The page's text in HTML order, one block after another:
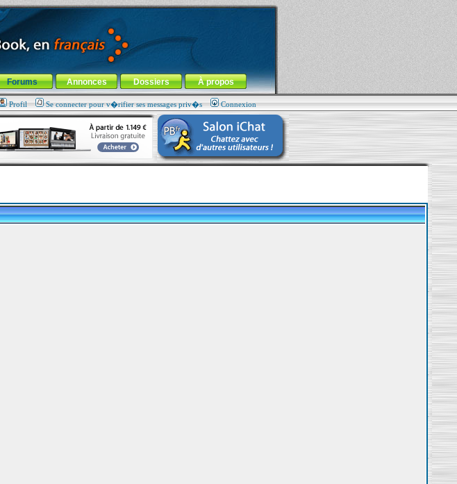
Forums Annonces Dossiers À propos
Profil Se connecter pour v�rifier ses messages priv�s Connexion